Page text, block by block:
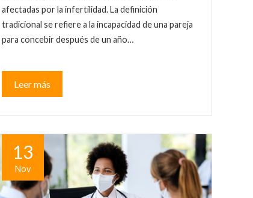
afectadas por la infertilidad. La definición
tradicional se refiere a la incapacidad de una pareja
para concebir después de un año…
Leer más
13
Nov